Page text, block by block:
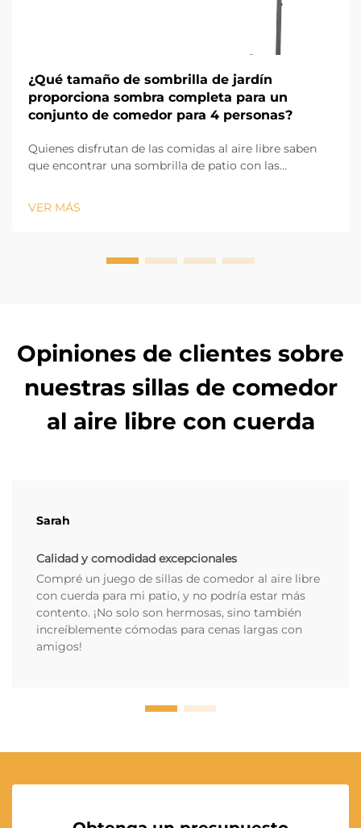
¿Qué tamaño de sombrilla de jardín
proporciona sombra completa para un
conjunto de comedor para 4 personas?
Quienes disfrutan de las comidas al aire libre saben
que encontrar una sombrilla de patio con las
un juego de comedor para 4 personas puede ser un
desafío. Si la sombrilla es demasiado pequeña, partes
VER MÁS
Opiniones de clientes sobre
nuestras sillas de comedor
al aire libre con cuerda
Sarah
Calidad y comodidad excepcionales
Compré un juego de sillas de comedor al aire libre
con cuerda para mi patio, y no podría estar más
contento. ¡No solo son hermosas, sino también
increíblemente cómodas para cenas largas con
amigos!